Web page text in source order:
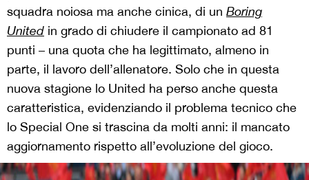
squadra noiosa ma anche cinica, di un Boring
United in grado di chiudere il campionato ad 81
punti – una quota che ha legittimato, almeno in
parte, il lavoro dell’allenatore. Solo che in questa
nuova stagione lo United ha perso anche questa
caratteristica, evidenziando il problema tecnico che
lo Special One si trascina da molti anni: il mancato
aggiornamento rispetto all’evoluzione del gioco.